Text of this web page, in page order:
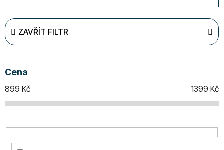
z
e
n
r
o
d
k
t
ZAVŘÍT FILTR
Cena
899 Kč 1399 Kč